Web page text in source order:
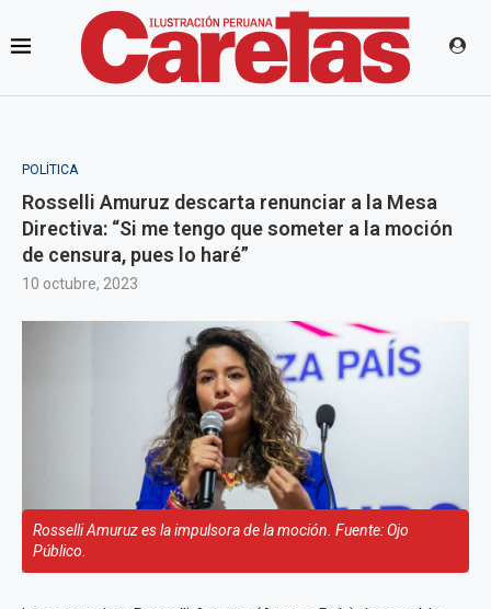
POLÍTICA
Rosselli Amuruz descarta renunciar a la Mesa
Directiva: “Si me tengo que someter a la moción
de censura, pues lo haré”
10 octubre, 2023
Rosselli Amuruz es la impulsora de la moción. Fuente: Ojo
Público.